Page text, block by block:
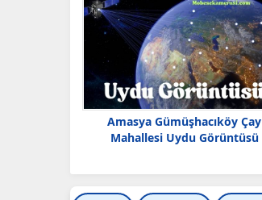
Amasya Gümüşhacıköy Çay
Mahallesi Uydu Görüntüsü